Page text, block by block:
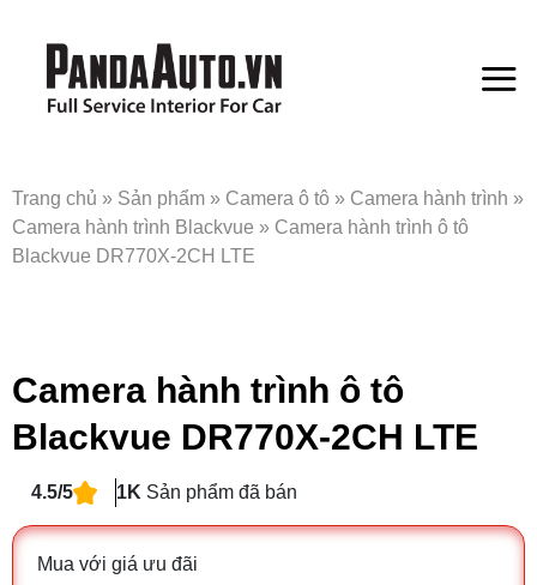
Trang chủ » Sản phẩm » Camera ô tô » Camera hành trình »
Camera hành trình Blackvue » Camera hành trình ô tô
Blackvue DR770X-2CH LTE
Camera hành trình ô tô
Blackvue DR770X-2CH LTE
4.5/5 1K Sản phẩm đã bán
Mua với giá ưu đãi